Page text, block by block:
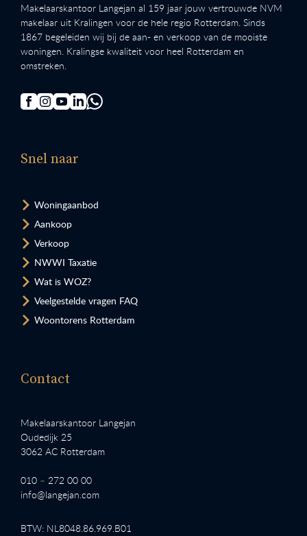
Makelaarskantoor Langejan al 159 jaar jouw vertrouwde NVM
makelaar uit Kralingen voor de hele regio Rotterdam. Sinds
1867 begeleiden wij bij de aan- en verkoop van de mooiste
woningen. Kralingse kwaliteit voor heel Rotterdam en
omstreken.
Snel naar
Woningaanbod
Aankoop
Verkoop
NWWI Taxatie
Wat is WOZ?
Veelgestelde vragen FAQ
Woontorens Rotterdam
Contact
Makelaarskantoor Langejan
Oudedijk 25
3062 AC Rotterdam
010 – 272 00 00
info@langejan.com
BTW: NL8048.86.969.B01